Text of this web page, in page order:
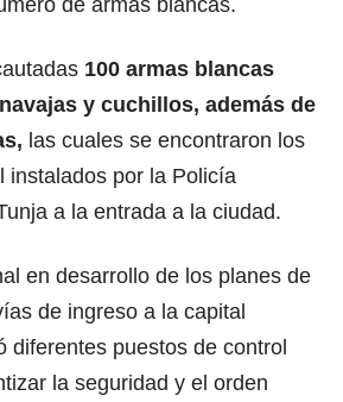
100 armas blancas
y cuchillos, además de
las cuales se encontraron los
instalados por la Policía
a la entrada a la ciudad.
en desarrollo de los planes de
de ingreso a la capital
diferentes puestos de control
la seguridad y el orden